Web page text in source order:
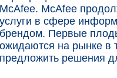
McAfee. McAfee
услуги в сфере
брендом. Первые
ожидаются на рынке в
предложить решения